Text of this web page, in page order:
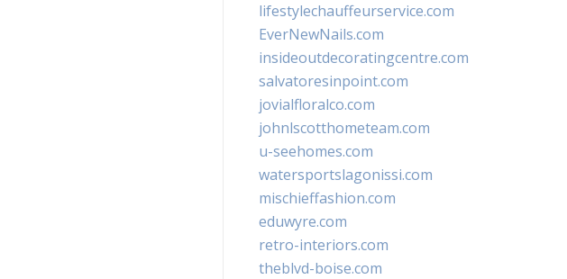
lifestylechauffeurservice.com
EverNewNails.com
insideoutdecoratingcentre.com
salvatoresinpoint.com
jovialfloralco.com
johnlscotthometeam.com
u-seehomes.com
watersportslagonissi.com
mischieffashion.com
eduwyre.com
retro-interiors.com
theblvd-boise.com